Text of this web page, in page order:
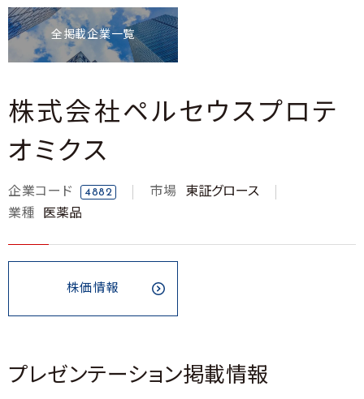
全掲載企業一覧
株式会社ペルセウスプロテ
オミクス
企業コード 4882 市場
東証グロース
業種
医薬品
株価情報
プレゼンテーション掲載情報